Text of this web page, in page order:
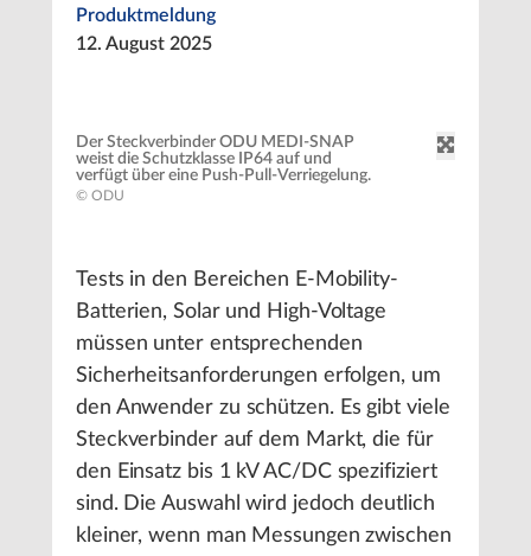
Produktmeldung
12. August 2025
Der Steckverbinder ODU MEDI-SNAP
weist die Schutzklasse IP64 auf und
verfügt über eine Push-Pull-Verriegelung.
© ODU
Tests in den Bereichen E-Mobility-
Batterien, Solar und High-Voltage
müssen unter entsprechenden
Sicherheitsanforderungen erfolgen, um
den Anwender zu schützen. Es gibt viele
Steckverbinder auf dem Markt, die für
den Einsatz bis 1 kV AC/DC spezifiziert
sind. Die Auswahl wird jedoch deutlich
kleiner, wenn man Messungen zwischen